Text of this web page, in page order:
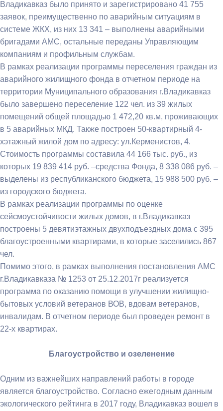
Владикавказ было принято и зарегистрировано 41 755
заявок, преимущественно по аварийным ситуациям в
системе ЖКХ, из них 13 341 – выполнены аварийными
бригадами АМС, остальные переданы Управляющим
компаниям и профильным службам.
В рамках реализации программы переселения граждан из
аварийного жилищного фонда в отчетном периоде на
территории Муниципального образования г.Владикавказ
было завершено переселение 122 чел. из 39 жилых
помещений общей площадью 1 472,20 кв.м, проживающих
в 5 аварийных МКД. Также построен 50-квартирный 4-
хэтажный жилой дом по адресу: ул.Керменистов, 4.
Стоимость программы составила 44 166 тыс. руб., из
которых 19 839 414 руб. –средства Фонда, 8 338 086 руб. –
выделены из республиканского бюджета, 15 988 500 руб. –
из городского бюджета.
В рамках реализации программы по оценке
сейсмоустойчивости жилых домов, в г.Владикавказ
построены 5 девятиэтажных двухподъездных дома с 395
благоустроенными квартирами, в которые заселились 867
чел.
Помимо этого, в рамках выполнения постановления АМС
г.Владикавказа № 1253 от 25.12.2017г реализуется
программа по оказанию помощи в улучшении жилищно-
бытовых условий ветеранов ВОВ, вдовам ветеранов,
инвалидам. В отчетном периоде был проведен ремонт в
22-х квартирах.
Благоустройство и озеленение
Одним из важнейших направлений работы в городе
является благоустройство. Согласно ежегодным данным
экологического рейтинга в 2017 году, Владикавказ вошел в